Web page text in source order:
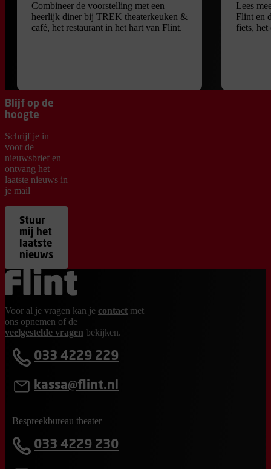
Combineer de voorstelling met een
heerlijk diner bij TREK theaterkeuken &
café, het restaurant in het hart van Flint.
Lees
Flint en
fiets, het
Blijf op de
hoogte
Schrijf je in
voor de
nieuwsbrief en
ontvang het
laatste nieuws in
je mail
Stuur
mij het
laatste
nieuws
Ga terug naar de homepage
Voor al je vragen kan je contact met
ons opnemen of de
veelgestelde vragen bekijken.
033 4229 229
kassa@flint.nl
Bespreekbureau theater
033 4229 230